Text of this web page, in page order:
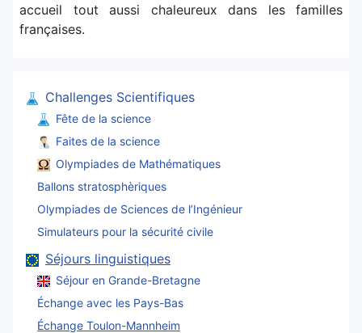
accueil tout aussi chaleureux dans les familles
françaises.
Challenges Scientifiques
Fête de la science
Faites de la science
Olympiades de Mathématiques
Ballons stratosphèriques
Olympiades de Sciences de l’Ingénieur
Simulateurs pour la sécurité civile
Séjours linguistiques
Séjour en Grande-Bretagne
Échange avec les Pays-Bas
Échange Toulon-Mannheim